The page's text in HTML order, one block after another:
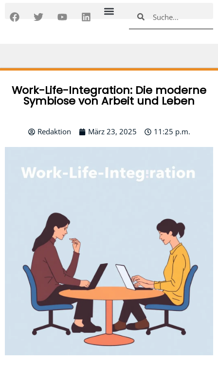
Inhalt
F
a
o
T
w
r
Y
o
e
L
i
i
Work-Life-Integration: Die moderne
Symbiose von Arbeit und Leben
Redaktion März 23, 2025 11:25 p.m.